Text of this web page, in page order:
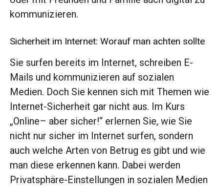
kommunizieren.
Sicherheit im Internet: Worauf man achten sollte
Sie surfen bereits im Internet, schreiben E-
Mails und kommunizieren auf sozialen
Medien. Doch Sie kennen sich mit Themen wie
Internet-Sicherheit gar nicht aus. Im Kurs
„Online– aber sicher!“ erlernen Sie, wie Sie
nicht nur sicher im Internet surfen, sondern
auch welche Arten von Betrug es gibt und wie
man diese erkennen kann. Dabei werden
Privatsphäre-Einstellungen in sozialen Medien